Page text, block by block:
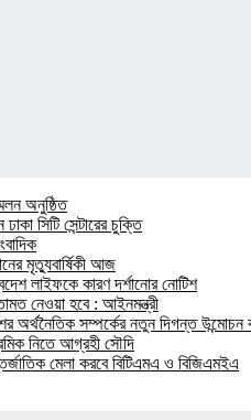
অনুষ্ঠিত
সিটি সেন্টারের চুক্তি
মৃত্যুবার্ষিকী আজ
লাইফকে কারণ দর্শানোর নোটিশ
নেওয়া হবে : আইনমন্ত্রী
অর্থনৈতিক সম্পর্কের নতুন দিগন্ত উন্মোচন
নিতে আগ্রহী সৌদি
মেলা করবে বিটিএমএ ও বিজিএমইএ